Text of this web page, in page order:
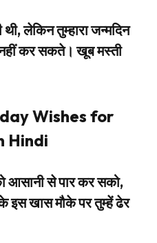
लेकिन तुम्हारा जन्मदिन
नहीं कर सकते। खूब मस्ती
Wishes for
Hindi
आसानी से पार कर सको,
इस खास मौके पर तुम्हें ढेर